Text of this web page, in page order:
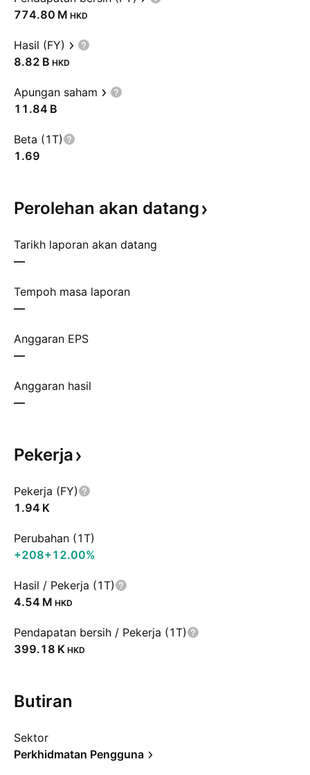
‪774.80 M‬ HKD
Hasil (FY)
‪8.82 B‬ HKD
Apungan saham
‪11.84 B‬
Beta (1T)
1.69
Perolehan akan datang
Tarikh laporan akan datang
—
Tempoh masa laporan
—
Anggaran EPS
—
Anggaran hasil
—
Pekerja
Pekerja (FY)
‪1.94 K‬
Perubahan (1T)
+208+12.00%
Hasil / Pekerja (1T)
‪4.54 M‬ HKD
Pendapatan bersih / Pekerja (1T)
‪399.18 K‬ HKD
Butiran
Sektor
Perkhidmatan Pengguna